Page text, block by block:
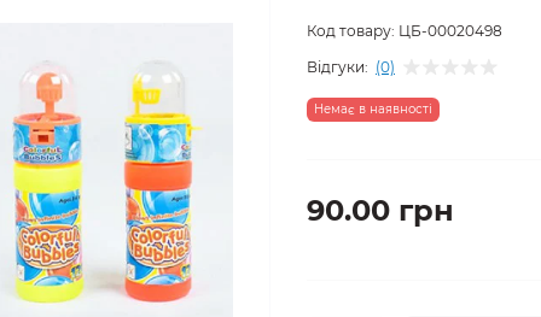
Код товару: ЦБ-00020498
Відгуки: (0)
Немає в наявності
90.00 грн